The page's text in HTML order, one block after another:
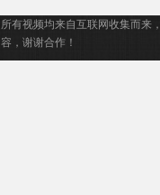
所有视频均来自互联网收集而来
容，谢谢合作！